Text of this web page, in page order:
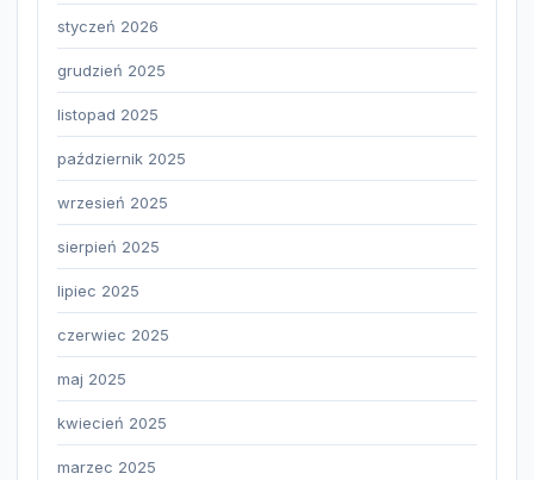
styczeń 2026
grudzień 2025
listopad 2025
październik 2025
wrzesień 2025
sierpień 2025
lipiec 2025
czerwiec 2025
maj 2025
kwiecień 2025
marzec 2025